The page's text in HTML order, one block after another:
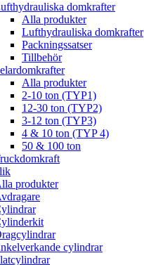
domkrafter
Alla produkter
Lufthydrauliska domkrafter
Packningssatser
Tillbehör
Alla produkter
2-10 ton (TYP1)
12-30 ton (TYP2)
3-12 ton (TYP3)
4 & 10 ton (TYP 4)
50 & 100 ton
produkter
cylindrar